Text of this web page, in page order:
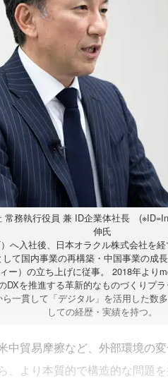
常務執行役員 兼 ID企業体社長
伸氏
へ入社後、日本オラクル株式会社を
て国内事業の再構築・中国事業の成
ー）の立ち上げに従事。 2018年より
DXを推進する革新的なものづくりプ
一貫して「デジタル」を活用した数
しての経歴・実績を持つ。
中貿易摩擦など、外部環境の
、より本質的で構造的な問題